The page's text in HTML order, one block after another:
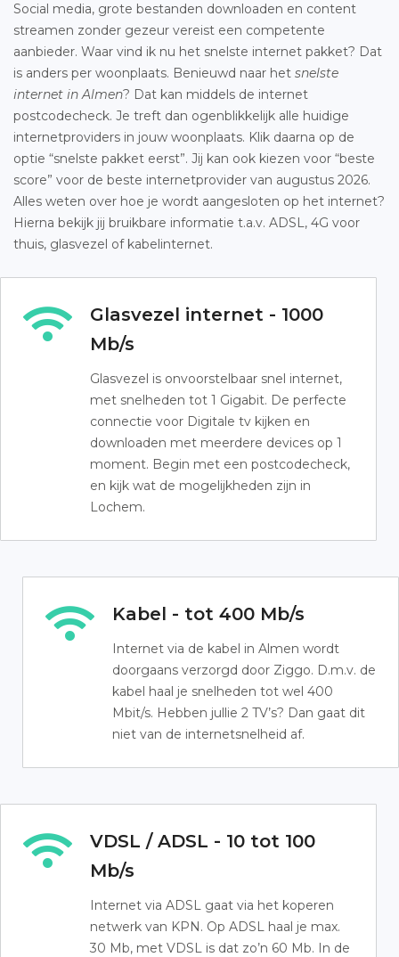
Social media, grote bestanden downloaden en content
streamen zonder gezeur vereist een competente
aanbieder. Waar vind ik nu het snelste internet pakket? Dat
is anders per woonplaats. Benieuwd naar het snelste
internet in Almen? Dat kan middels de internet
postcodecheck. Je treft dan ogenblikkelijk alle huidige
internetproviders in jouw woonplaats. Klik daarna op de
optie “snelste pakket eerst”. Jij kan ook kiezen voor “beste
score” voor de beste internetprovider van augustus 2026.
Alles weten over hoe je wordt aangesloten op het internet?
Hierna bekijk jij bruikbare informatie t.a.v. ADSL, 4G voor
thuis, glasvezel of kabelinternet.
Glasvezel internet - 1000
Mb/s
Glasvezel is onvoorstelbaar snel internet,
met snelheden tot 1 Gigabit. De perfecte
connectie voor Digitale tv kijken en
downloaden met meerdere devices op 1
moment. Begin met een postcodecheck,
en kijk wat de mogelijkheden zijn in
Lochem.
Kabel - tot 400 Mb/s
Internet via de kabel in Almen wordt
doorgaans verzorgd door Ziggo. D.m.v. de
kabel haal je snelheden tot wel 400
Mbit/s. Hebben jullie 2 TV’s? Dan gaat dit
niet van de internetsnelheid af.
VDSL / ADSL - 10 tot 100
Mb/s
Internet via ADSL gaat via het koperen
netwerk van KPN. Op ADSL haal je max.
30 Mb, met VDSL is dat zo’n 60 Mb. In de